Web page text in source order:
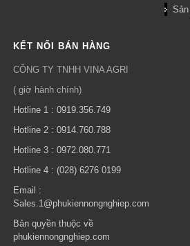
KẾT NỐI BÁN HÀNG
CÔNG TY TNHH VINA AGRI
( giờ hành chính)
Hotline 1 : 0919.356.749
Hotline 2 : 0914.760.788
Hotline 3 : 0972.080.771
Hotline 4 : (028) 6276 0199
Email :
Sales.1@phukiennongnghiep.com
Bản quyền thuộc về
phukiennongnghiep.com